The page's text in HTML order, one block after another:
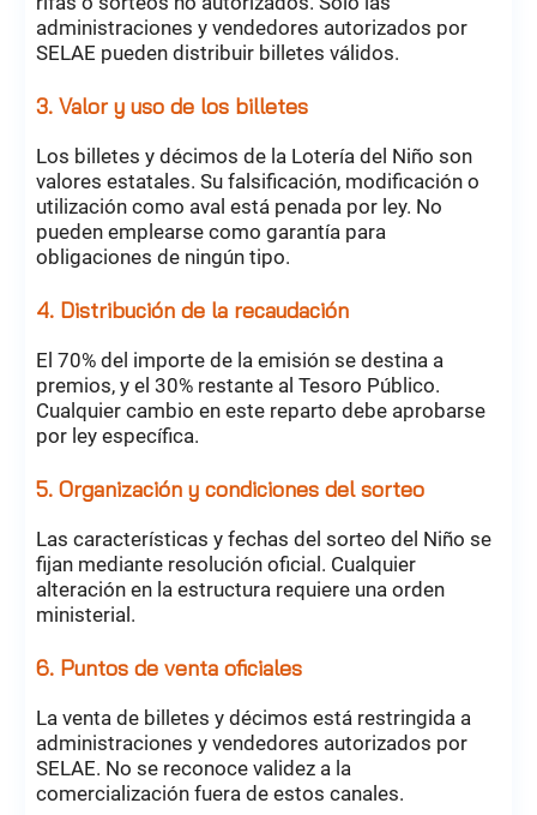
administraciones y vendedores autorizados por
SELAE pueden distribuir billetes válidos.
3. Valor y uso de los billetes
Los billetes y décimos de la Lotería del Niño son
valores estatales. Su falsificación, modificación o
utilización como aval está penada por ley. No
pueden emplearse como garantía para
obligaciones de ningún tipo.
4. Distribución de la recaudación
El 70% del importe de la emisión se destina a
premios, y el 30% restante al Tesoro Público.
Cualquier cambio en este reparto debe aprobarse
por ley específica.
5. Organización y condiciones del sorteo
Las características y fechas del sorteo del Niño se
fijan mediante resolución oficial. Cualquier
alteración en la estructura requiere una orden
ministerial.
6. Puntos de venta oficiales
La venta de billetes y décimos está restringida a
administraciones y vendedores autorizados por
SELAE. No se reconoce validez a la
comercialización fuera de estos canales.